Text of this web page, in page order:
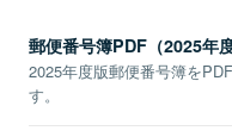
郵便番号簿PDF（2025年度
2025年度版郵便番号簿を
す。